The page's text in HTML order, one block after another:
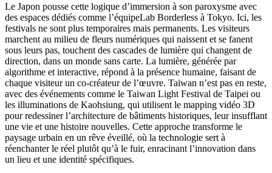
Le Japon pousse cette logique d’immersion à son paroxysme avec
des espaces dédiés comme l’équipeLab Borderless à Tokyo. Ici, les
festivals ne sont plus temporaires mais permanents. Les visiteurs
marchent au milieu de fleurs numériques qui naissent et se fanent
sous leurs pas, touchent des cascades de lumière qui changent de
direction, dans un monde sans carte. La lumière, générée par
algorithme et interactive, répond à la présence humaine, faisant de
chaque visiteur un co-créateur de l’œuvre. Taïwan n’est pas en reste,
avec des événements comme le Taiwan Light Festival de Taipei ou
les illuminations de Kaohsiung, qui utilisent le mapping vidéo 3D
pour redessiner l’architecture de bâtiments historiques, leur insufflant
une vie et une histoire nouvelles. Cette approche transforme le
paysage urbain en un rêve éveillé, où la technologie sert à
réenchanter le réel plutôt qu’à le fuir, enracinant l’innovation dans
un lieu et une identité spécifiques.